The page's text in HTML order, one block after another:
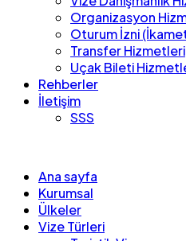
Organizasyon
Oturum İzni (İkamet
Transfer Hizmetleri
Uçak Bileti
Rehberler
İletişim
SSS
Ana sayfa
Kurumsal
Ülkeler
Vize Türleri